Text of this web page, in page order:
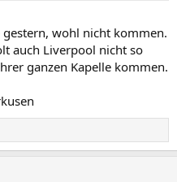
gestern, wohl nicht kommen.
auch Liverpool nicht so
ganzen Kapelle kommen.